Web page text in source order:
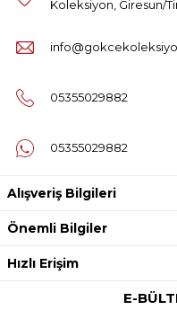
Koleksiyon, Giresun/
05355029882
05355029882
Alışveriş Bilgileri
Önemli Bilgiler
Hızlı Erişim
E-